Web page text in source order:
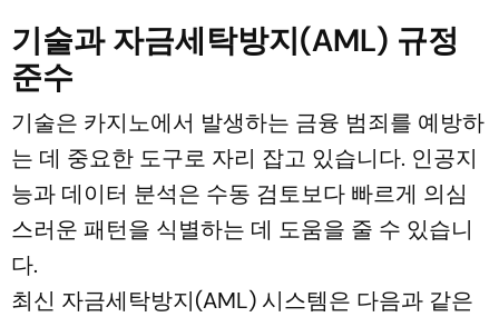
기술과 자금세탁방지(AML) 규정
준수
기술은 카지노에서 발생하는 금융 범죄를 예방하
는 데 중요한 도구로 자리 잡고 있습니다. 인공지
능과 데이터 분석은 수동 검토보다 빠르게 의심
스러운 패턴을 식별하는 데 도움을 줄 수 있습니
다.
최신 자금세탁방지(AML) 시스템은 다음과 같은